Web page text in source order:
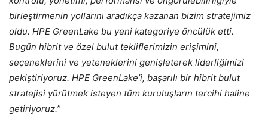
birleştirmenin yollarını aradıkça kazanan bizim stratejimiz
oldu. HPE GreenLake bu yeni kategoriye öncülük etti.
Bugün hibrit ve özel bulut tekliflerimizin erişimini,
seçeneklerini ve yeteneklerini genişleterek liderliğimizi
pekiştiriyoruz. HPE GreenLake’i, başarılı bir hibrit bulut
stratejisi yürütmek isteyen tüm kuruluşların tercihi haline
getiriyoruz.”